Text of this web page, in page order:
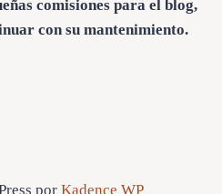
comisiones para el blog,
con su mantenimiento.
por Kadence WP